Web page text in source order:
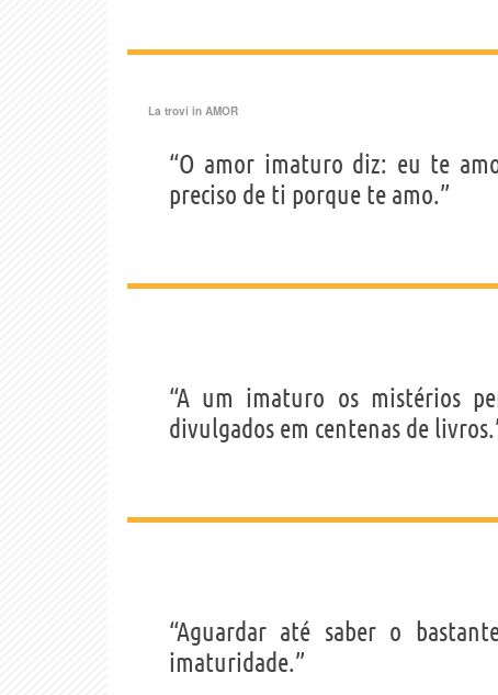
La trovi in AMOR
“O amor imaturo diz: eu te
preciso de ti porque te amo.”
“A um imaturo os mistérios
divulgados em centenas de
“Aguardar até saber o
imaturidade.”